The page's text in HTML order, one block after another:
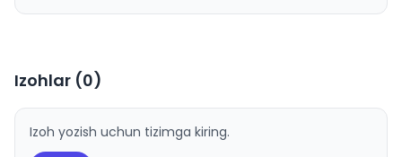
Izohlar (0)
Izoh yozish uchun tizimga kiring.